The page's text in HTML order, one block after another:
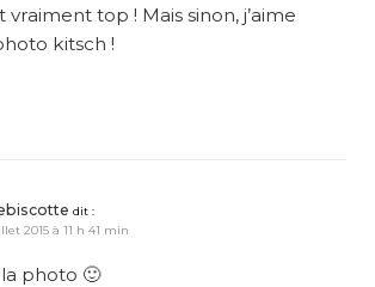
vraiment top ! Mais sinon, j’aime
kitsch !
dit :
2015 à 11 h 41 min
photo 🙂